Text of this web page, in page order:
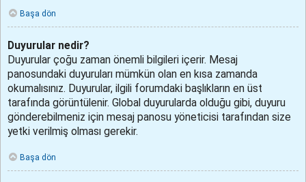
Başa dön
Duyurular nedir?
Duyurular çoğu zaman önemli bilgileri içerir. Mesaj
panosundaki duyuruları mümkün olan en kısa zamanda
okumalısınız. Duyurular, ilgili forumdaki başlıkların en üst
tarafında görüntülenir. Global duyurularda olduğu gibi, duyuru
gönderebilmeniz için mesaj panosu yöneticisi tarafından size
yetki verilmiş olması gerekir.
Başa dön